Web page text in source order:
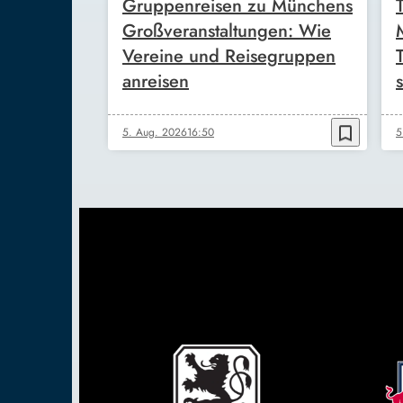
Gruppenreisen zu Münchens
Großveranstaltungen: Wie
Vereine und Reisegruppen
anreisen
5. Aug. 202616:50 bookmark_border